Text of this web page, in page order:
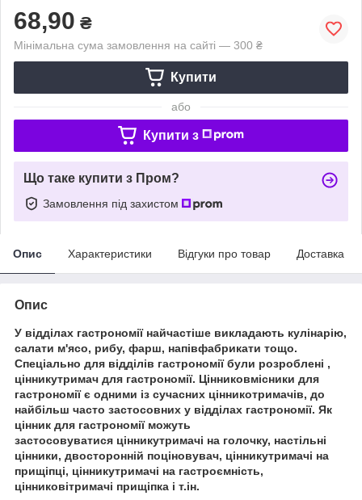
68,90 ₴
Мінімальна сума замовлення на сайті — 300 ₴
Купити
або
Купити з
Що таке купити з Пром?
Замовлення під захистом
Опис Характеристики Відгуки про товар Доставка
Опис
У відділах гастрономії найчастіше викладають кулінарію,
салати м'ясо, рибу, фарш, напівфабрикати тощо.
Спеціально для відділів гастрономії були розроблені ,
цінникутримач для гастрономії. Цінниковмісники для
гастрономії є одними із сучасних цінникотримачів, до
найбільш часто застосовних у відділах гастрономії. Як
цінник для гастрономії можуть
застосовуватися цінникутримачі на голочку, настільні
цінники, двосторонній поціновувач, цінникутримачі на
прищіпці, цінникутримачі на гастроємність,
цінниковітримачі прищіпка і т.ін.